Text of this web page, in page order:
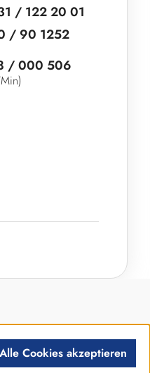
/ 122 20 01
/ 90 1252
/ 000 506
Alle Cookies akzeptieren